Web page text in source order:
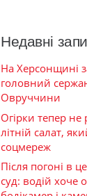
Недавні
На Херсонщині
головний
Овруччини
Огірки тепер не
літній салат,
соцмереж
Після погоні в
суд: водій хоче